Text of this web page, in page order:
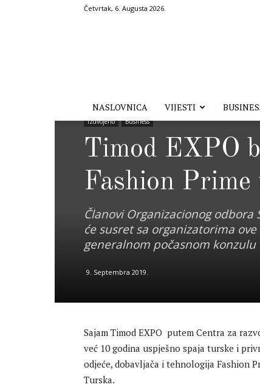
Četvrtak, 6. Augusta 2026.
NASLOVNICA VIJESTI
Izdvojeno Business
Timod EXPO
Fashion
Članovi Organizacionog
će susret sa organizatorima
generalnom počasnom konzulu
9. Septembra 2019.
Sajam Timod EXPO putem Centra za
već 10 godina uspješno spaja turske i
odjeće, dobavljača i tehnologija Fashion
Turska.